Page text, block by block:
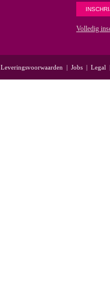
Volledig
Leveringsvoorwaarden | Jobs | Legal